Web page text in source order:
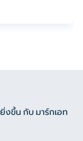
งขึ้น กับ มาร์กเอท